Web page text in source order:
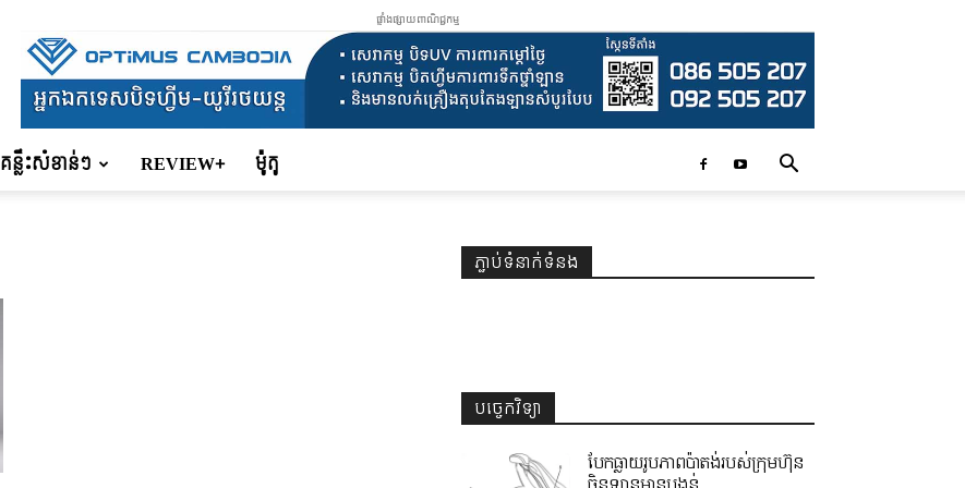
ផ្ទាំងផ្សាយពាណិជ្ជកម្ម
គន្លឹះសំខាន់ៗ REVIEW+ ម៉ូតូ
ភ្ជាប់ទំនាក់ទំនង
បច្ចេកវិទ្យា
បែកធ្លាយរូបភាពប៉ាតង់របស់ក្រុមហ៊ុន